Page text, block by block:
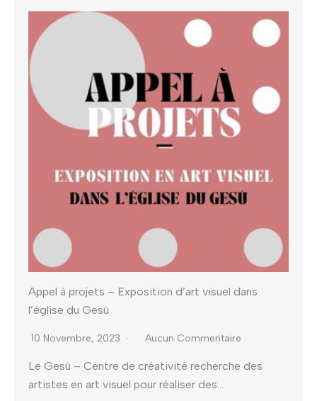
Appel à projets – Exposition d’art visuel dans
l’église du Gesù
10 Novembre, 2023 Aucun Commentaire
Le Gesù – Centre de créativité recherche des
artistes en art visuel pour réaliser des...